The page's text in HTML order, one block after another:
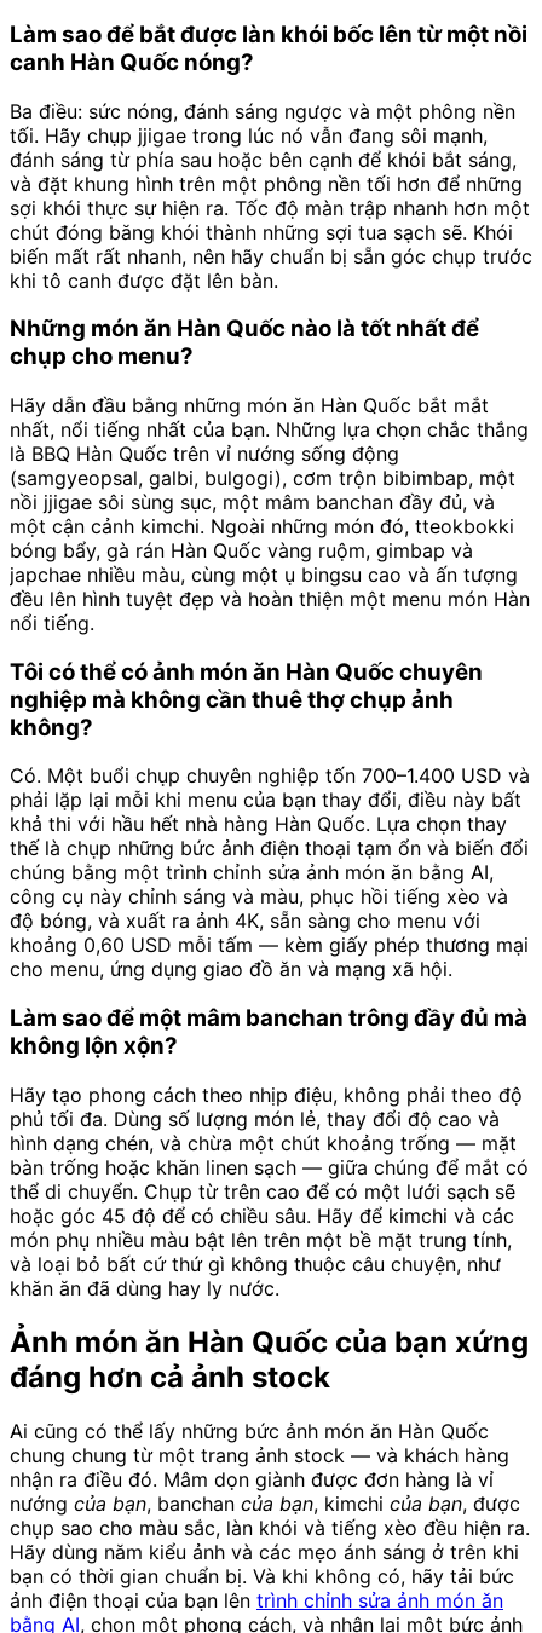
Làm sao để bắt được làn khói bốc lên từ một nồi
canh Hàn Quốc nóng?
Ba điều: sức nóng, đánh sáng ngược và một phông nền
tối. Hãy chụp jjigae trong lúc nó vẫn đang sôi mạnh,
đánh sáng từ phía sau hoặc bên cạnh để khói bắt sáng,
và đặt khung hình trên một phông nền tối hơn để những
sợi khói thực sự hiện ra. Tốc độ màn trập nhanh hơn một
chút đóng băng khói thành những sợi tua sạch sẽ. Khói
biến mất rất nhanh, nên hãy chuẩn bị sẵn góc chụp trước
khi tô canh được đặt lên bàn.
Những món ăn Hàn Quốc nào là tốt nhất để
chụp cho menu?
Hãy dẫn đầu bằng những món ăn Hàn Quốc bắt mắt
nhất, nổi tiếng nhất của bạn. Những lựa chọn chắc thắng
là BBQ Hàn Quốc trên vỉ nướng sống động
(samgyeopsal, galbi, bulgogi), cơm trộn bibimbap, một
nồi jjigae sôi sùng sục, một mâm banchan đầy đủ, và
một cận cảnh kimchi. Ngoài những món đó, tteokbokki
bóng bẩy, gà rán Hàn Quốc vàng ruộm, gimbap và
japchae nhiều màu, cùng một ụ bingsu cao và ấn tượng
đều lên hình tuyệt đẹp và hoàn thiện một menu món Hàn
nổi tiếng.
Tôi có thể có ảnh món ăn Hàn Quốc chuyên
nghiệp mà không cần thuê thợ chụp ảnh
không?
Có. Một buổi chụp chuyên nghiệp tốn 700–1.400 USD và
phải lặp lại mỗi khi menu của bạn thay đổi, điều này bất
khả thi với hầu hết nhà hàng Hàn Quốc. Lựa chọn thay
thế là chụp những bức ảnh điện thoại tạm ổn và biến đổi
chúng bằng một trình chỉnh sửa ảnh món ăn bằng AI,
công cụ này chỉnh sáng và màu, phục hồi tiếng xèo và
độ bóng, và xuất ra ảnh 4K, sẵn sàng cho menu với
khoảng 0,60 USD mỗi tấm — kèm giấy phép thương mại
cho menu, ứng dụng giao đồ ăn và mạng xã hội.
Làm sao để một mâm banchan trông đầy đủ mà
không lộn xộn?
Hãy tạo phong cách theo nhịp điệu, không phải theo độ
phủ tối đa. Dùng số lượng món lẻ, thay đổi độ cao và
hình dạng chén, và chừa một chút khoảng trống — mặt
bàn trống hoặc khăn linen sạch — giữa chúng để mắt có
thể di chuyển. Chụp từ trên cao để có một lưới sạch sẽ
hoặc góc 45 độ để có chiều sâu. Hãy để kimchi và các
món phụ nhiều màu bật lên trên một bề mặt trung tính,
và loại bỏ bất cứ thứ gì không thuộc câu chuyện, như
khăn ăn đã dùng hay ly nước.
Ảnh món ăn Hàn Quốc của bạn xứng
đáng hơn cả ảnh stock
Ai cũng có thể lấy những bức ảnh món ăn Hàn Quốc
chung chung từ một trang ảnh stock — và khách hàng
nhận ra điều đó. Mâm dọn giành được đơn hàng là vỉ
nướng của bạn, banchan của bạn, kimchi của bạn, được
chụp sao cho màu sắc, làn khói và tiếng xèo đều hiện ra.
Hãy dùng năm kiểu ảnh và các mẹo ánh sáng ở trên khi
bạn có thời gian chuẩn bị. Và khi không có, hãy tải bức
ảnh điện thoại của bạn lên trình chỉnh sửa ảnh món ăn
bằng AI, chọn một phong cách, và nhận lại một bức ảnh